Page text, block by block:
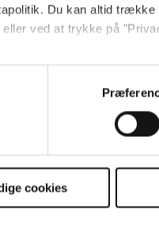
Du kan altid
ved at trykke på
hele websitet.
til at indsamle og bruge
og cookies fra
cookies